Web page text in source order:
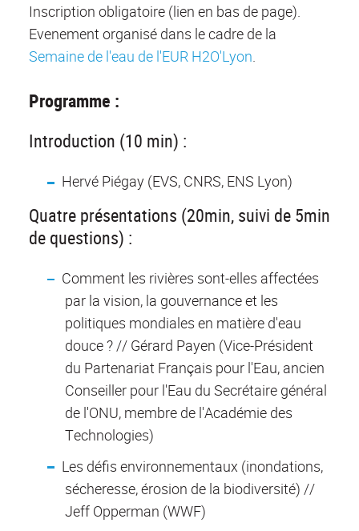
Inscription obligatoire (lien en bas de page).
Evenement organisé dans le cadre de la
Semaine de l'eau de l'EUR H2O'Lyon.
Programme :
Introduction (10 min) :
Hervé Piégay (EVS, CNRS, ENS Lyon)
Quatre présentations (20min, suivi de 5min
de questions) :
Comment les rivières sont-elles affectées
par la vision, la gouvernance et les
politiques mondiales en matière d'eau
douce ? // Gérard Payen (Vice-Président
du Partenariat Français pour l'Eau, ancien
Conseiller pour l'Eau du Secrétaire général
de l'ONU, membre de l'Académie des
Technologies)
Les défis environnementaux (inondations,
sécheresse, érosion de la biodiversité) //
Jeff Opperman (WWF)